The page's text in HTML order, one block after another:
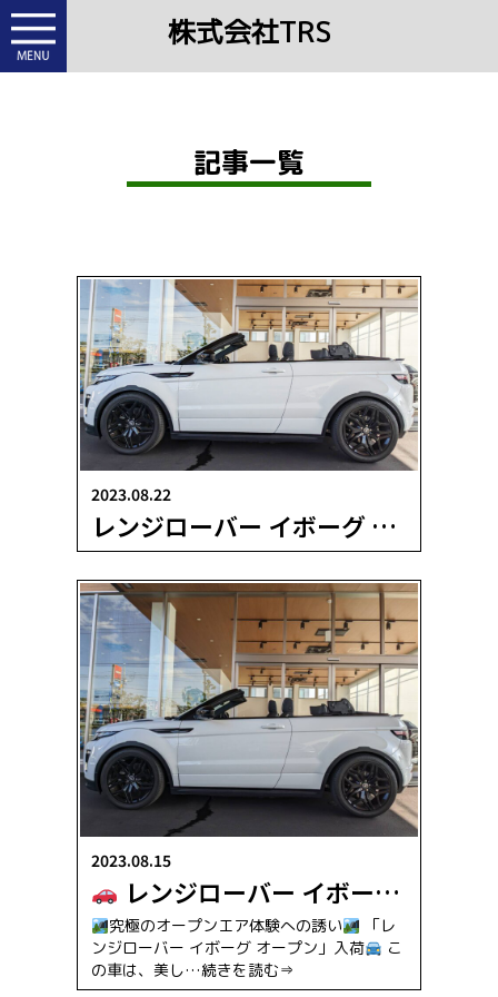
株式会社TRS
記事一覧
2023.08.22
レンジローバー イボーグ コンバーチブル
2023.08.15
レンジローバー イボーグ コンバーチブル
究極のオープンエア体験への誘い
「レ
ンジローバー イボーグ オープン」入荷
こ
の車は、美し…続きを読む⇒